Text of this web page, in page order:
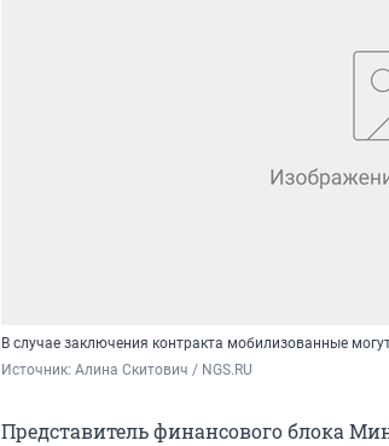
В случае заключения контракта мобилизованные
Источник: Алина Скитович / NGS.RU
Представитель финансового блока